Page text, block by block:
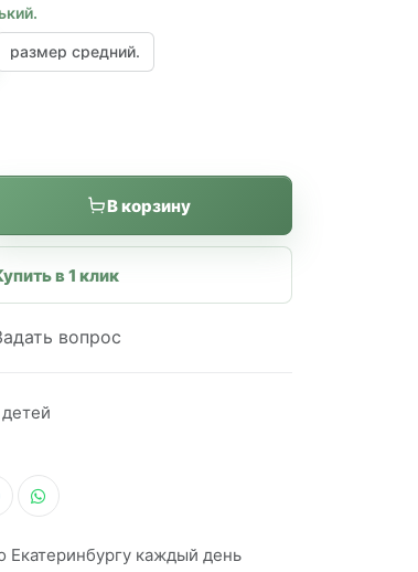
размер средний.
В корзину
в 1 клик
вопрос
Екатеринбургу каждый день